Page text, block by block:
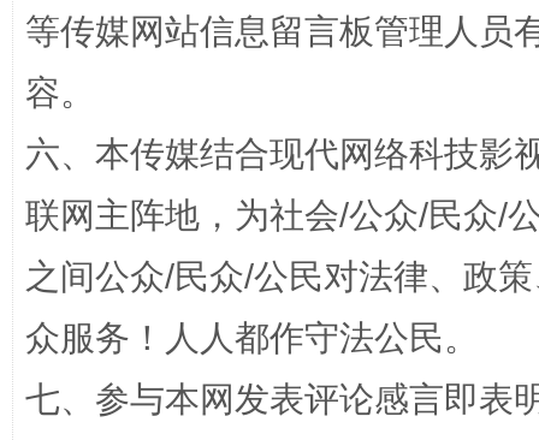
等传媒网站信息留言板管理人员
容。
六、本传媒结合现代网络科技影
联网主阵地，为社会/公众/民众/
之间公众/民众/公民对法律、政
众服务！人人都作守法公民。
七、参与本网发表评论感言即表